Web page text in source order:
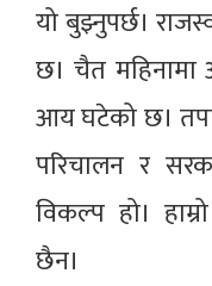
यो बुझ्नुपर्छ।
छ। चैत
आय घटेको छ।
परिचालन र
विकल्प हो।
छैन।